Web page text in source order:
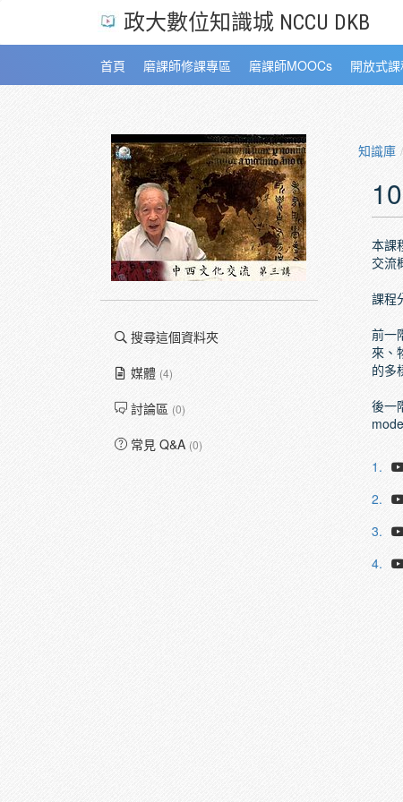
政大數位知識城 NCCU DKB
首頁 磨課師修課專區 磨課師MOOCs 開放式
搜尋這個資料夾
媒體 (4)
討論區 (0)
常見 Q&A (0)
知識庫
本課
交流
課程
前一
來、
的多
後一
1.
2.
3.
4.